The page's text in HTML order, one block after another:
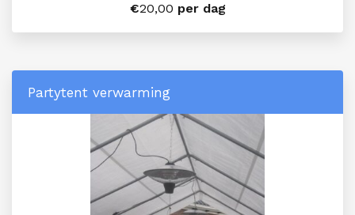
€20,00 per dag
Partytent verwarming